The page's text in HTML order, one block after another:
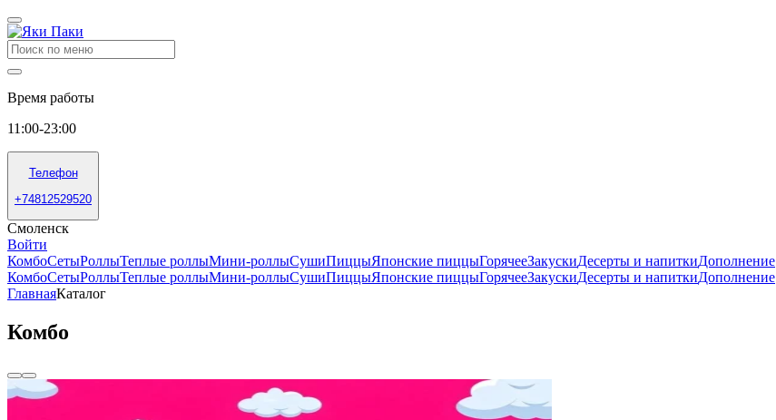
Время работы
11:00-23:00
Телефон
+74812529520
Смоленск
Войти
КомбоСетыРоллыТеплые роллыМини-роллыСушиПиццыЯпонские пиццыГорячееЗакускиДесерты и напиткиДополнение
КомбоСетыРоллыТеплые роллыМини-роллыСушиПиццыЯпонские пиццыГорячееЗакускиДесерты и напиткиДополнение
ГлавнаяКаталог
Комбо